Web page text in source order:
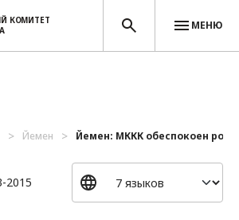
КОМИТЕТ
МЕНЮ
Йемен Йемен: МККК обеспокоен
2015